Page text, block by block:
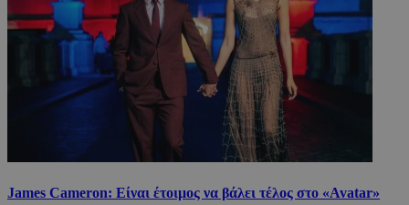
James Cameron: Είναι έτοιμος να βάλει τέλος στο «Avatar»